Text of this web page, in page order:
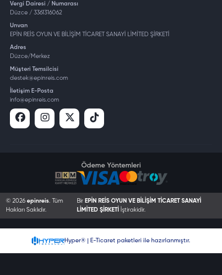
Vergi Dairesi / Numarası
Düzce / 3361316062
Unvan
EPİN REİS OYUN VE BİLİŞİM TİCARET SANAYİ LİMİTED ŞİRKETİ
Adres
Düzce/Merkez
Müşteri Temsilcisi
destek@epinreis.com
İletişim E-Posta
info@epinreis.com
Ödeme Yöntemleri
© 2026 epinreis. Tüm
Hakları Saklıdır.
Bir EPİN REİS OYUN VE BİLİŞİM TİCARET SANAYİ
LİMİTED ŞİRKETİ
İştirakidir.
Hyper® | E-Ticaret paketleri ile hazırlanmıştır.